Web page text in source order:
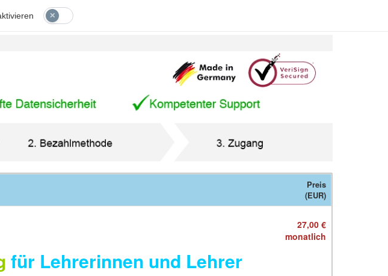
Preis
(EUR)
für Lehrerinnen und Lehrer
27,00 €
monatlich